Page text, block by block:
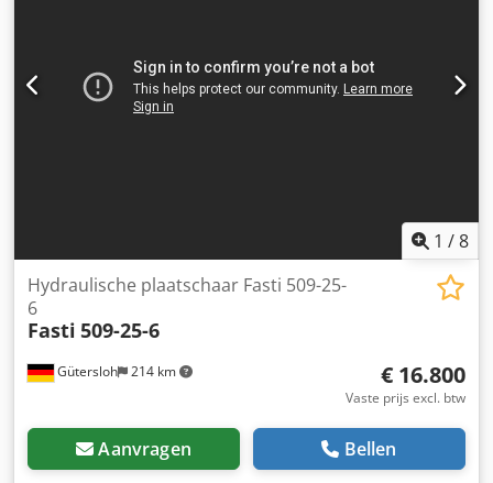
1 /8
Gütersloh 214 km
Hydraulische plaatschaar Fasti 509-25-
6
Fasti 509-25-6
€ 16.800
Vaste prijs excl. btw
Aanvragen Bellen